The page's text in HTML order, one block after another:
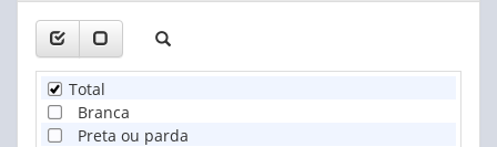
Total
Branca
Preta ou parda